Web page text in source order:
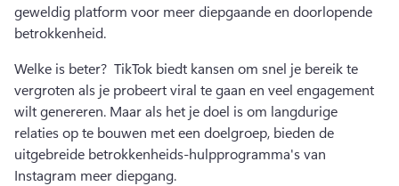
geweldig platform voor meer diepgaande en doorlopende
betrokkenheid.
Welke is beter? TikTok biedt kansen om snel je bereik te
vergroten als je probeert viral te gaan en veel engagement
wilt genereren. Maar als het je doel is om langdurige
relaties op te bouwen met een doelgroep, bieden de
uitgebreide betrokkenheids-hulpprogramma's van
Instagram meer diepgang.